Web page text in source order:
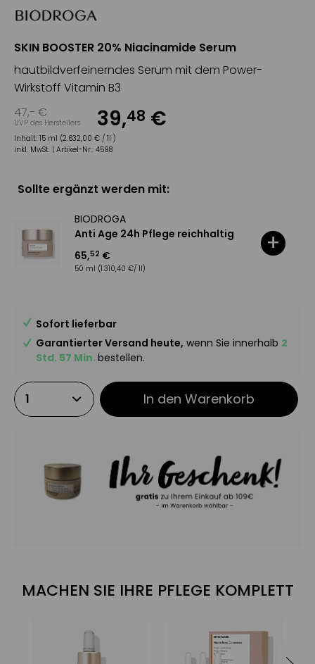
SKIN BOOSTER 20% Niacinamide Serum
hautbildverfeinerndes Serum mit dem Power-
Wirkstoff Vitamin B3
47,- €
UVP des Herstellers 39,48 €
Inhalt: 15 ml (2.632,00 € / 1l )
inkl. MwSt. | Artikel-Nr.: 4598
Sollte ergänzt werden mit:
BIODROGA
Anti Age 24h Pflege reichhaltig
65,52 €
50 ml (1.310,40 €/ 1l)
+
Sofort lieferbar
Garantierter Versand heute, wenn Sie innerhalb 2
Std. 57 Min. bestellen.
In den Warenkorb
MACHEN SIE IHRE PFLEGE KOMPLETT